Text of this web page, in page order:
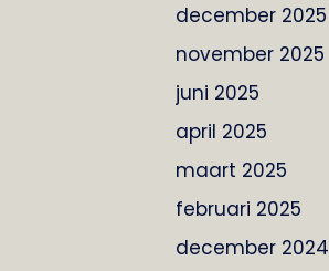
december 2025
november 2025
juni 2025
april 2025
maart 2025
februari 2025
december 2024